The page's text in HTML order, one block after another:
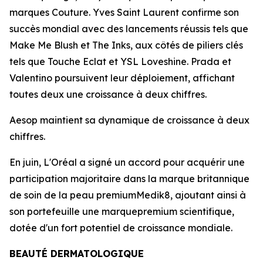
marques Couture. Yves Saint Laurent confirme son
succès mondial avec des lancements réussis tels que
Make Me Blush et The Inks, aux côtés de piliers clés
tels que Touche Eclat et YSL Loveshine. Prada et
Valentino poursuivent leur déploiement, affichant
toutes deux une croissance à deux chiffres.
Aesop maintient sa dynamique de croissance à deux
chiffres.
En juin, L'Oréal a signé un accord pour acquérir une
participation majoritaire dans la marque britannique
de soin de la peau premiumMedik8, ajoutant ainsi à
son portefeuille une marquepremium scientifique,
dotée d'un fort potentiel de croissance mondiale.
BEAUTÉ DERMATOLOGIQUE